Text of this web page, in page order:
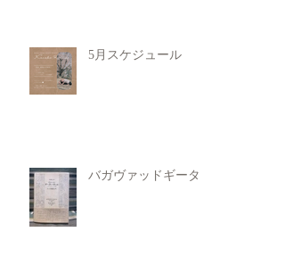
5月スケジュール
バガヴァッドギータ